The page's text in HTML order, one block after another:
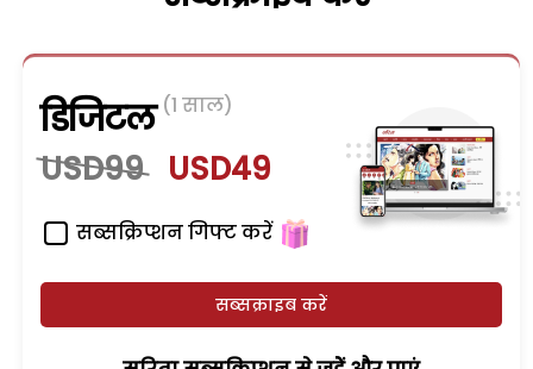
डिजिटल (1 साल)
USD99 USD49
सब्सक्रिप्शन गिफ्ट करें
सब्सक्राइब करें